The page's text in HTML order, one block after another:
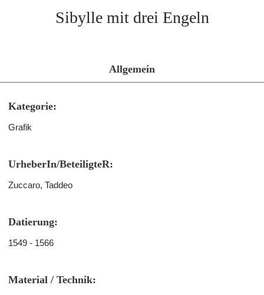
Sibylle mit drei Engeln
Allgemein
Kategorie:
Grafik
UrheberIn/BeteiligteR:
Zuccaro, Taddeo
Datierung:
1549 - 1566
Material / Technik: